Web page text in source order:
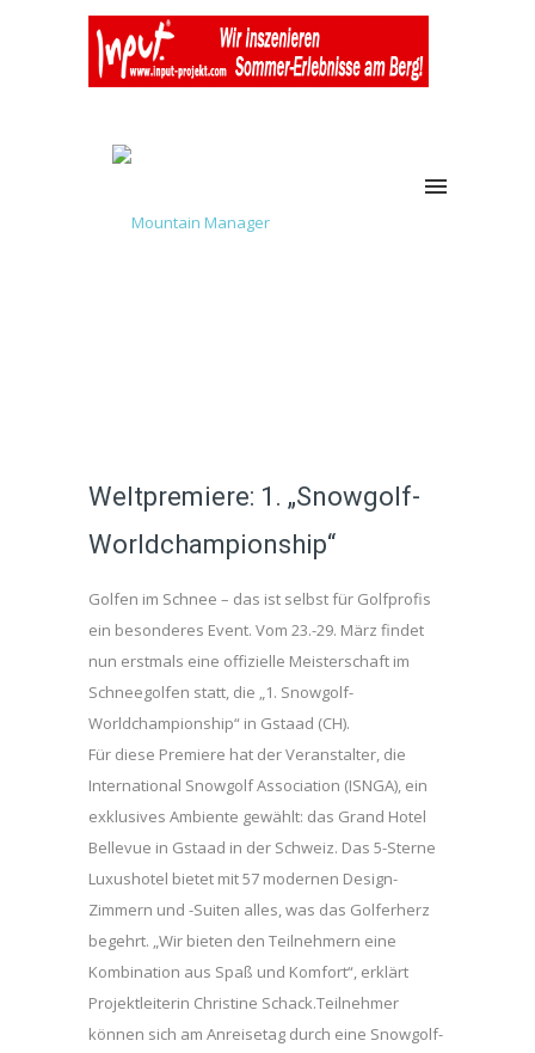
Weltpremiere: 1. „Snowgolf-
Worldchampionship“
Golfen im Schnee – das ist selbst für Golfprofis
ein besonderes Event. Vom 23.-29. März findet
nun erstmals eine offizielle Meisterschaft im
Schneegolfen statt, die „1. Snowgolf-
Worldchampionship“ in Gstaad (CH).
Für diese Premiere hat der Veranstalter, die
International Snowgolf Association (ISNGA), ein
exklusives Ambiente gewählt: das Grand Hotel
Bellevue in Gstaad in der Schweiz. Das 5-Sterne
Luxushotel bietet mit 57 modernen Design-
Zimmern und -Suiten alles, was das Golferherz
begehrt. „Wir bieten den Teilnehmern eine
Kombination aus Spaß und Komfort“, erklärt
Projektleiterin Christine Schack.Teilnehmer
können sich am Anreisetag durch eine Snowgolf-